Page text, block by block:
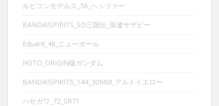
ルビコンモデルス_56_ヘッツァー
BANDAISPIRITS_SD三国伝_張遼サザビー
Eduard_48_ニューポール
HGTO_ORIGIN版ガンダム
BANDAISPIRITS_144_30MM_アルトイエロー
ハセガワ_72_SR71